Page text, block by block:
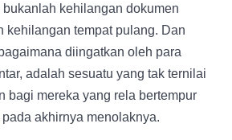
kehilangan dokumen
kehilangan tempat pulang. Dan
diingatkan oleh para
adalah sesuatu yang tak ternilai
bagi mereka yang rela bertempur
akhirnya menolaknya.